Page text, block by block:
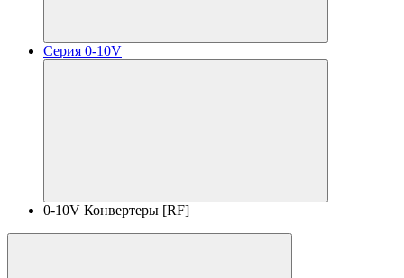
Серия 0-10V
0-10V Конвертеры [RF]